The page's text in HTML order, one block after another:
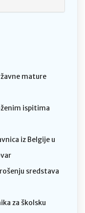
mature
ispitima
iz Belgije u
sredstava
za školsku